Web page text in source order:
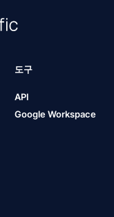
도구
API
Google Workspace